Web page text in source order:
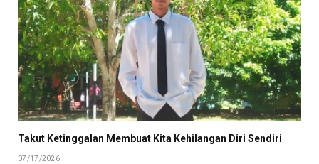
Takut Ketinggalan Membuat Kita Kehilangan Diri Sendiri
07/17/2026